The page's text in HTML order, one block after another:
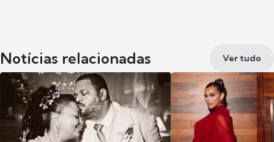
Notícias relacionadas Ver tudo